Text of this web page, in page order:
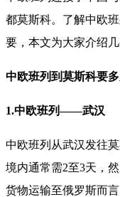
都莫斯科。了解中欧
要，本文为大家介绍
中欧班列到莫斯科要多
1.中欧班列——武汉
中欧班列从武汉发往
境内通常需2至3天，
货物运输至俄罗斯而